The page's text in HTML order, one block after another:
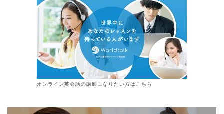
オンライン英会話の講師になりたい方はこちら